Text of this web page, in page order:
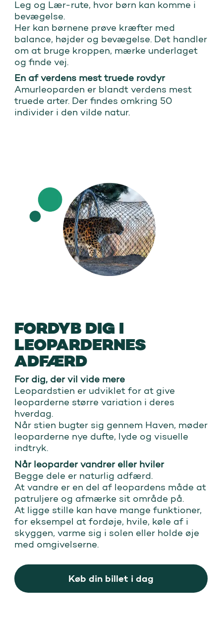
Leg og Lær-rute, hvor børn kan komme i
bevægelse.
Her kan børnene prøve kræfter med
balance, højder og bevægelse. Det handler
om at bruge kroppen, mærke underlaget
og finde vej.
En af verdens mest truede rovdyr
Amurleoparden er blandt verdens mest
truede arter. Der findes omkring 50
individer i den vilde natur.
FORDYB DIG I
LEOPARDERNES
ADFÆRD
For dig, der vil vide mere
Leopardstien er udviklet for at give
leoparderne større variation i deres
hverdag.
Når stien bugter sig gennem Haven, møder
leoparderne nye dufte, lyde og visuelle
indtryk.
Når leoparder vandrer eller hviler
Begge dele er naturlig adfærd.
At vandre er en del af leopardens måde at
patruljere og afmærke sit område på.
At ligge stille kan have mange funktioner,
for eksempel at fordøje, hvile, køle af i
skyggen, varme sig i solen eller holde øje
med omgivelserne.
Køb din billet i dag